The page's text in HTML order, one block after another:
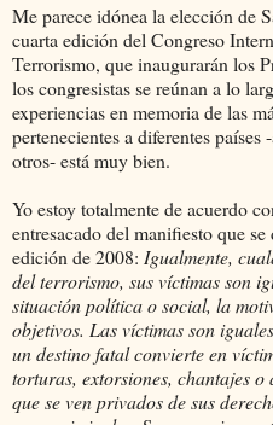
Me parece idónea la elección de
cuarta edición del Congreso
Terrorismo, que inaugurarán los
los congresistas se reúnan a lo
experiencias en memoria de las
pertenecientes a diferentes
otros- está muy bien.
Yo estoy totalmente de acuerdo
entresacado del manifiesto que
edición de 2008: Igualmente,
del terrorismo, sus víctimas son
situación política o social, la
objetivos. Las víctimas son
un destino fatal convierte en
torturas, extorsiones, chantajes o
que se ven privados de sus